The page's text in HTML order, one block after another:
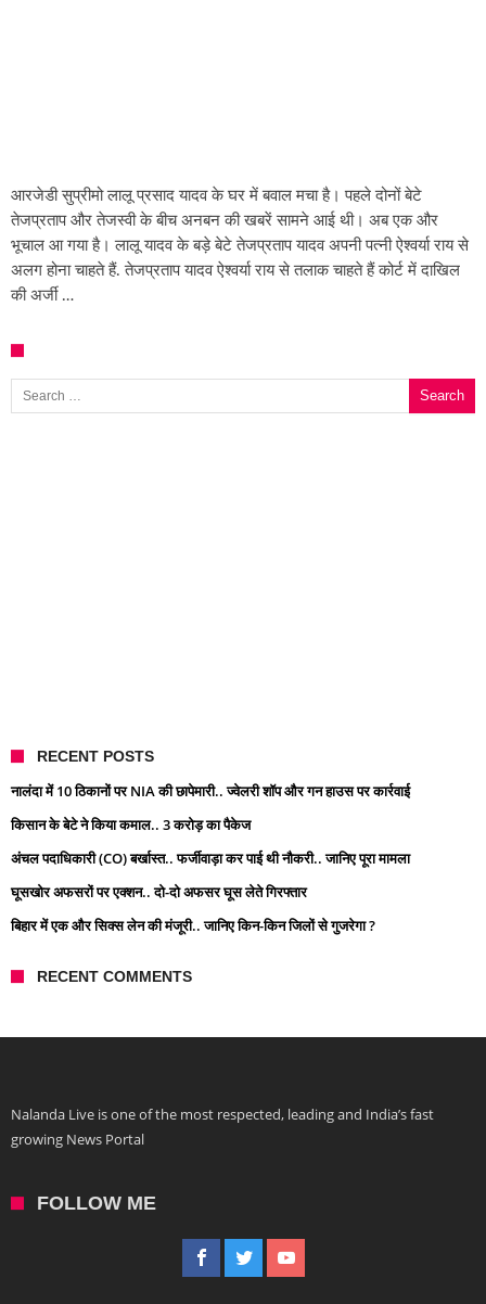
आरजेडी सुप्रीमो लालू प्रसाद यादव के घर में बवाल मचा है। पहले दोनों बेटे
तेजप्रताप और तेजस्वी के बीच अनबन की खबरें सामने आई थी। अब एक और
भूचाल आ गया है। लालू यादव के बड़े बेटे तेजप्रताप यादव अपनी पत्नी ऐश्वर्या राय से
अलग होना चाहते हैं. तेजप्रताप यादव ऐश्वर्या राय से तलाक चाहते हैं कोर्ट में दाखिल
की अर्जी …
Search for:
RECENT POSTS
नालंदा में 10 ठिकानों पर NIA की छापेमारी.. ज्वेलरी शॉप और गन हाउस पर कार्रवाई
किसान के बेटे ने किया कमाल.. 3 करोड़ का पैकेज
अंचल पदाधिकारी (CO) बर्खास्त.. फर्जीवाड़ा कर पाई थी नौकरी.. जानिए पूरा मामला
घूसखोर अफसरों पर एक्शन.. दो-दो अफसर घूस लेते गिरफ्तार
बिहार में एक और सिक्स लेन की मंजूरी.. जानिए किन-किन जिलों से गुजरेगा ?
RECENT COMMENTS
Nalanda Live is one of the most respected, leading and India’s fast
growing News Portal
FOLLOW ME